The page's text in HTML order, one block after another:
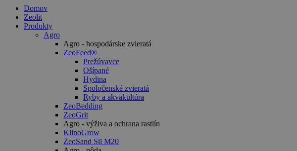
Domov
Zeolit
Produkty
Agro
Agro - hospodárske zvieratá
ZeoFeed®
Prežúvavce
Ošípané
Hydina
Spoločenské zvieratá
Ryby a akvakultúra
ZeoBedding
ZeoGrit
Agro - výživa a ochrana rastlín
KlinoGrow
ZeoSand Sil M20